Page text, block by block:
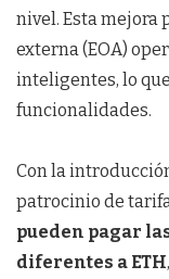
nivel. Esta mejora
externa (EOA)
inteligentes, lo
funcionalidades.
Con la
patrocinio de
pueden pagar
diferentes a ETH